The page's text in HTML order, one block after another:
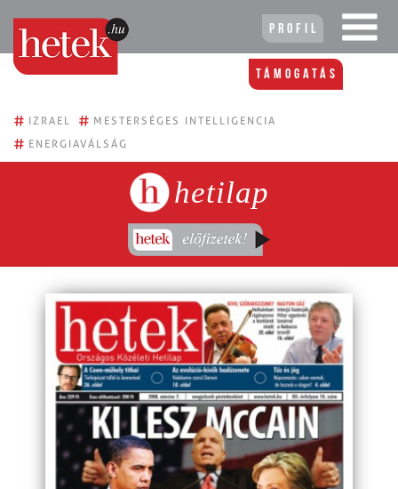
Profil
Támogatás
# IZRAEL # MESTERSÉGES INTELLIGENCIA
# ENERGIAVÁLSÁG
hetilap